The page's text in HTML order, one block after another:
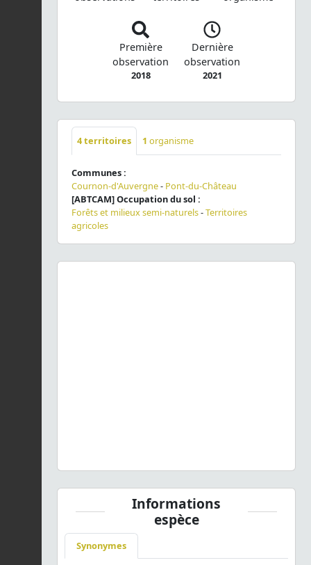
Première
observation
2018
Dernière
observation
2021
4territoires 1 organisme
Communes :
Cournon-d'Auvergne- Pont-du-Château
[ABTCAM] Occupation du sol :
Forêts et milieux semi-naturels-Territoires
agricoles
Informations
espèce
Synonymes